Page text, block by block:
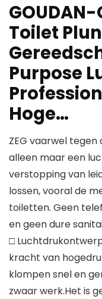
Toilet
Purpose
Hoge…
ZEG vaarwel
alleen maar een
verstopping van
lossen, vooral de
toiletten. Geen
en geen dure
□
kracht van
klompen snel en
zwaar werk.Het is